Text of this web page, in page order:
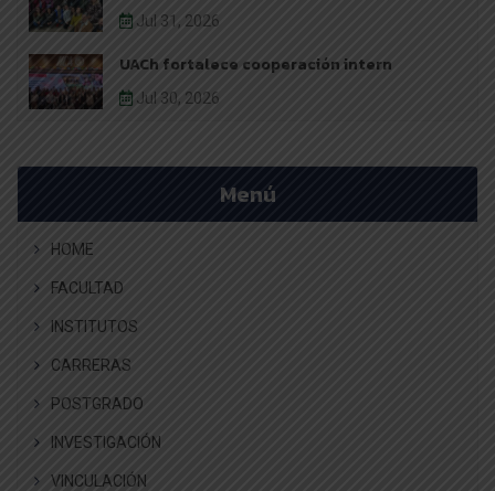
Jul 31, 2026
UACh fortalece cooperación intern
Jul 30, 2026
Menú
HOME
FACULTAD
INSTITUTOS
CARRERAS
POSTGRADO
INVESTIGACIÓN
VINCULACIÓN